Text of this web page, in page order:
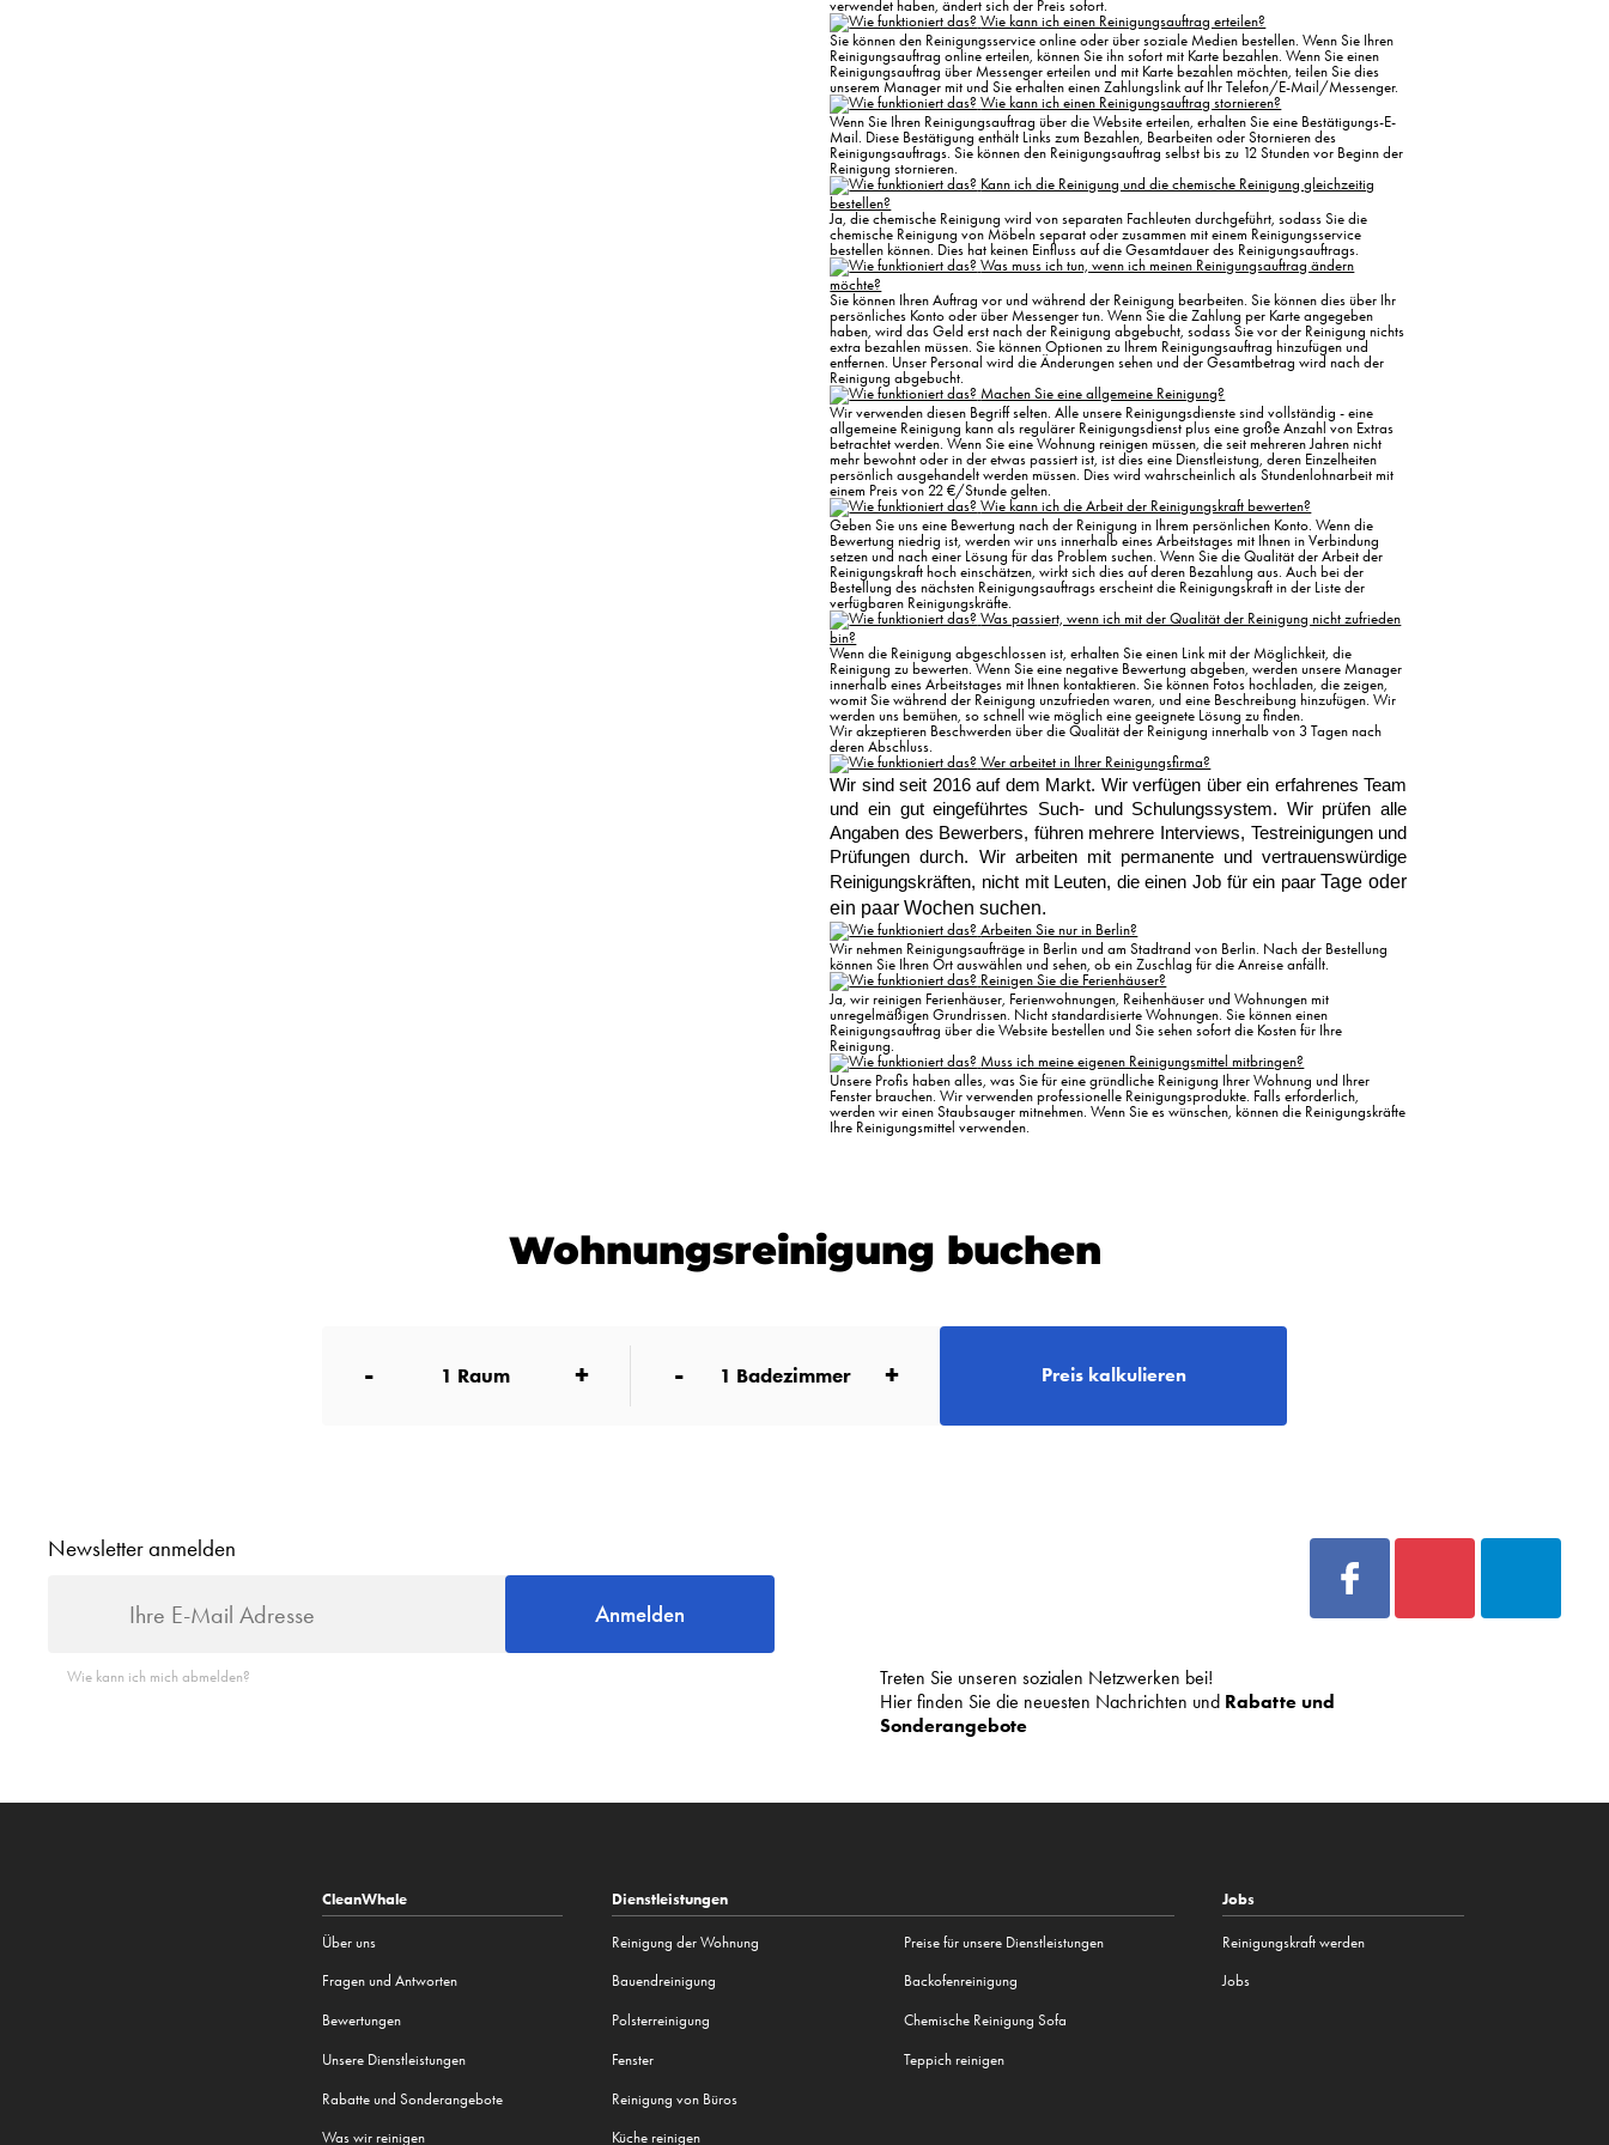
verwendet haben, ändert sich der Preis sofort.
Wie kann ich einen Reinigungsauftrag erteilen?
Sie können den Reinigungsservice online oder über soziale Medien bestellen. Wenn Sie Ihren
Reinigungsauftrag online erteilen, können Sie ihn sofort mit Karte bezahlen. Wenn Sie einen
Reinigungsauftrag über Messenger erteilen und mit Karte bezahlen möchten, teilen Sie dies
unserem Manager mit und Sie erhalten einen Zahlungslink auf Ihr Telefon/E-Mail/Messenger.
Wie kann ich einen Reinigungsauftrag stornieren?
Wenn Sie Ihren Reinigungsauftrag über die Website erteilen, erhalten Sie eine Bestätigungs-E-
Mail. Diese Bestätigung enthält Links zum Bezahlen, Bearbeiten oder Stornieren des
Reinigungsauftrags. Sie können den Reinigungsauftrag selbst bis zu 12 Stunden vor Beginn der
Reinigung stornieren.
Kann ich die Reinigung und die chemische Reinigung gleichzeitig
bestellen?
Ja, die chemische Reinigung wird von separaten Fachleuten durchgeführt, sodass Sie die
chemische Reinigung von Möbeln separat oder zusammen mit einem Reinigungsservice
bestellen können. Dies hat keinen Einfluss auf die Gesamtdauer des Reinigungsauftrags.
Was muss ich tun, wenn ich meinen Reinigungsauftrag ändern
möchte?
Sie können Ihren Auftrag vor und während der Reinigung bearbeiten. Sie können dies über Ihr
persönliches Konto oder über Messenger tun. Wenn Sie die Zahlung per Karte angegeben
haben, wird das Geld erst nach der Reinigung abgebucht, sodass Sie vor der Reinigung nichts
extra bezahlen müssen. Sie können Optionen zu Ihrem Reinigungsauftrag hinzufügen und
entfernen. Unser Personal wird die Änderungen sehen und der Gesamtbetrag wird nach der
Reinigung abgebucht.
Machen Sie eine allgemeine Reinigung?
Wir verwenden diesen Begriff selten. Alle unsere Reinigungsdienste sind vollständig - eine
allgemeine Reinigung kann als regulärer Reinigungsdienst plus eine große Anzahl von Extras
betrachtet werden. Wenn Sie eine Wohnung reinigen müssen, die seit mehreren Jahren nicht
mehr bewohnt oder in der etwas passiert ist, ist dies eine Dienstleistung, deren Einzelheiten
persönlich ausgehandelt werden müssen. Dies wird wahrscheinlich als Stundenlohnarbeit mit
einem Preis von 22 €/Stunde gelten.
Wie kann ich die Arbeit der Reinigungskraft bewerten?
Geben Sie uns eine Bewertung nach der Reinigung in Ihrem persönlichen Konto. Wenn die
Bewertung niedrig ist, werden wir uns innerhalb eines Arbeitstages mit Ihnen in Verbindung
setzen und nach einer Lösung für das Problem suchen. Wenn Sie die Qualität der Arbeit der
Reinigungskraft hoch einschätzen, wirkt sich dies auf deren Bezahlung aus. Auch bei der
Bestellung des nächsten Reinigungsauftrags erscheint die Reinigungskraft in der Liste der
verfügbaren Reinigungskräfte.
Was passiert, wenn ich mit der Qualität der Reinigung nicht zufrieden
bin?
Wenn die Reinigung abgeschlossen ist, erhalten Sie einen Link mit der Möglichkeit, die
Reinigung zu bewerten. Wenn Sie eine negative Bewertung abgeben, werden unsere Manager
innerhalb eines Arbeitstages mit Ihnen kontaktieren. Sie können Fotos hochladen, die zeigen,
womit Sie während der Reinigung unzufrieden waren, und eine Beschreibung hinzufügen. Wir
werden uns bemühen, so schnell wie möglich eine geeignete Lösung zu finden.
Wir akzeptieren Beschwerden über die Qualität der Reinigung innerhalb von 3 Tagen nach
deren Abschluss.
Wer arbeitet in Ihrer Reinigungsfirma?
Wir sind seit 2016 auf dem Markt. Wir verfügen über ein erfahrenes Team
und ein gut eingeführtes Such- und Schulungssystem. Wir prüfen alle
Angaben des Bewerbers, führen mehrere Interviews, Testreinigungen und
Prüfungen durch. Wir arbeiten mit permanente und vertrauenswürdige
Reinigungskräften, nicht mit Leuten, die einen Job für ein paar Tage oder
ein paar Wochen suchen.
Arbeiten Sie nur in Berlin?
Wir nehmen Reinigungsaufträge in Berlin und am Stadtrand von Berlin. Nach der Bestellung
können Sie Ihren Ort auswählen und sehen, ob ein Zuschlag für die Anreise anfällt.
Reinigen Sie die Ferienhäuser?
Ja, wir reinigen Ferienhäuser, Ferienwohnungen, Reihenhäuser und Wohnungen mit
unregelmäßigen Grundrissen. Nicht standardisierte Wohnungen. Sie können einen
Reinigungsauftrag über die Website bestellen und Sie sehen sofort die Kosten für Ihre
Reinigung.
Muss ich meine eigenen Reinigungsmittel mitbringen?
Unsere Profis haben alles, was Sie für eine gründliche Reinigung Ihrer Wohnung und Ihrer
Fenster brauchen. Wir verwenden professionelle Reinigungsprodukte. Falls erforderlich,
werden wir einen Staubsauger mitnehmen. Wenn Sie es wünschen, können die Reinigungskräfte
Ihre Reinigungsmittel verwenden.
Wohnungsreinigung buchen
- 1 Raum + - 1 Badezimmer + Preis kalkulieren
Newsletter anmelden
Anmelden
Wie kann ich mich abmelden?
Treten Sie unseren sozialen Netzwerken bei!
Hier finden Sie die neuesten Nachrichten und Rabatte und
Sonderangebote
CleanWhale
Über uns
Fragen und Antworten
Bewertungen
Unsere Dienstleistungen
Rabatte und Sonderangebote
Was wir reinigen
Dienstleistungen
Reinigung der Wohnung
Bauendreinigung
Polsterreinigung
Fenster
Reinigung von Büros
Küche reinigen
Preise für unsere Dienstleistungen
Backofenreinigung
Chemische Reinigung Sofa
Teppich reinigen
Jobs
Reinigungskraft werden
Jobs